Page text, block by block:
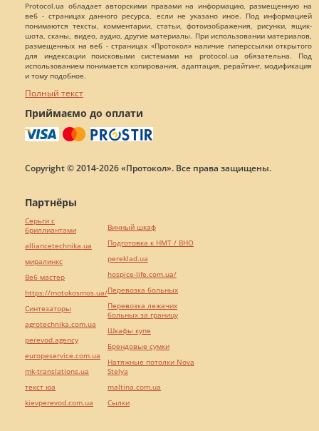
Protocol.ua обладает авторскими правами на информацию, размещенную на
веб - страницах данного ресурса, если не указано иное. Под информацией
понимаются тексты, комментарии, статьи, фотоизображения, рисунки, ящик-
шота, сканы, видео, аудио, другие материалы. При использовании материалов,
размещенных на веб - страницах «Протокол» наличие гиперссылки открытого
для индексации поисковыми системами на protocol.ua обязательна. Под
использованием понимается копирования, адаптация, рерайтинг, модификация
и тому подобное.
Полный текст
Приймаємо до оплати
Copyright © 2014-2026 «Протокол». Все права защищены.
Партнёры
Серьги с
бриллиантами
alliancetechnika.ua
миралинкс
Веб мастер
https://motokosmos.ua/
Синтезаторы
agrotechnika.com.ua
perevod.agency
europeservice.com.ua
mk-translations.ua
текст юа
kievperevod.com.ua
Винный шкаф
Подготовка к НМТ / ВНО
pereklad.ua
hospice-life.com.ua/
Перевозка больных
Перевозка лежачих
больных за границу
Шкафы купе
Брендовые сумки
Натяжные потолки Nova
Stelya
maltina.com.ua
Cылки